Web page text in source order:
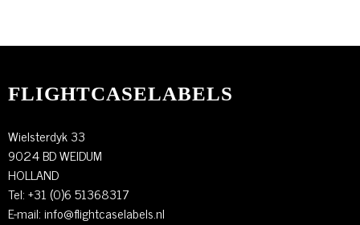
FLIGHTCASELABELS
Wielsterdyk 33
9024 BD WEIDUM
HOLLAND
Tel: +31 (0)6 51368317
E-mail:info@flightcaselabels.nl